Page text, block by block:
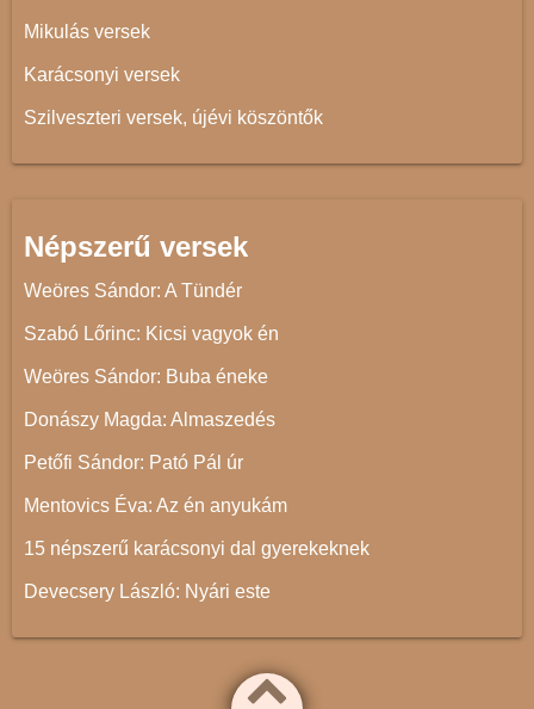
Mikulás versek
Karácsonyi versek
Szilveszteri versek, újévi köszöntők
Népszerű versek
Weöres Sándor: A Tündér
Szabó Lőrinc: Kicsi vagyok én
Weöres Sándor: Buba éneke
Donászy Magda: Almaszedés
Petőfi Sándor: Pató Pál úr
Mentovics Éva: Az én anyukám
15 népszerű karácsonyi dal gyerekeknek
Devecsery László: Nyári este